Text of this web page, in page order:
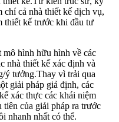
chí cả nhà thiết kế dịch vụ,
thiết kế trước khi đầu tư
mô hình hữu hình về các
nhà thiết kế xác định và
ý tưởng.Thay vì trải qua
giải pháp giả định, các
xác thực các khái niệm
tiên của giải pháp ra trước
nhanh nhất có thể.